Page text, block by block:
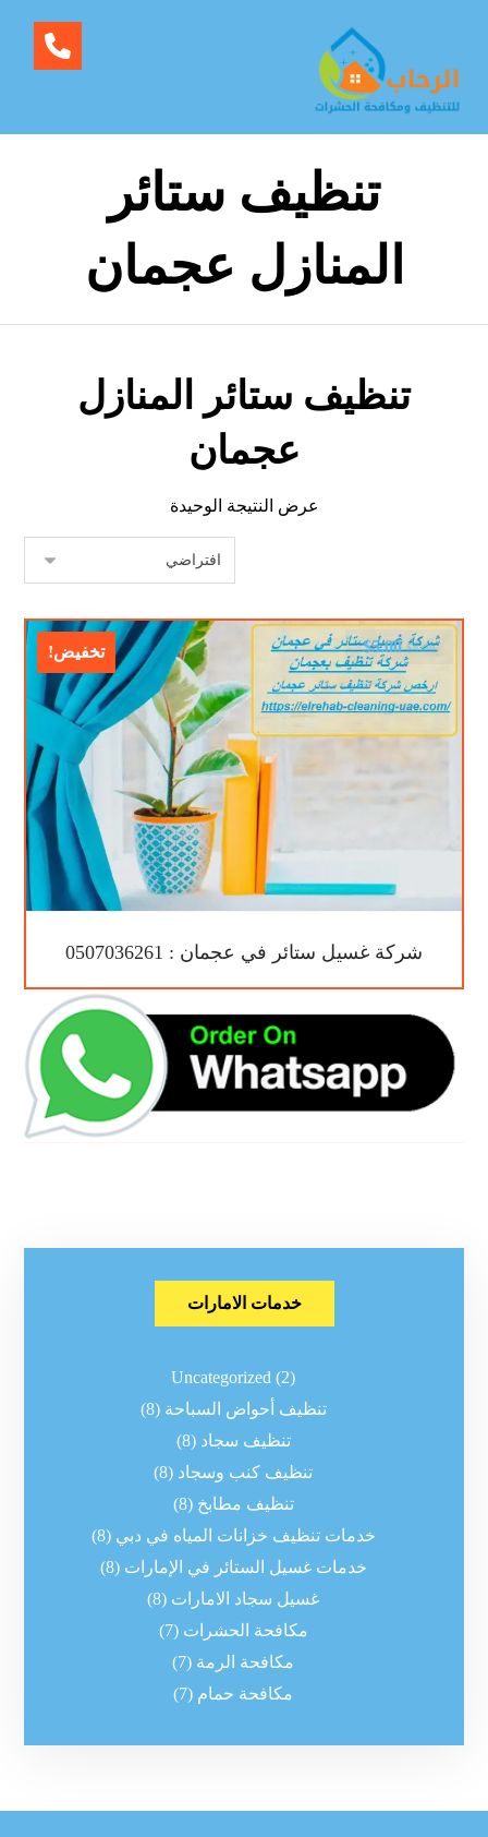
تنظيف ستائر
المنازل عجمان
تنظيف ستائر المنازل
عجمان
عرض النتيجة الوحيدة
تخفيض!
شركة غسيل ستائر في عجمان : 0507036261
$8.00
$5.00
خدمات الامارات
Uncategorized (2)
تنظيف أحواض السباحة (8)
تنظيف سجاد (8)
تنظيف كنب وسجاد (8)
تنظيف مطابخ (8)
خدمات تنظيف خزانات المياه في دبي (8)
خدمات غسيل الستائر في الإمارات (8)
غسيل سجاد الامارات (8)
مكافحة الحشرات (7)
مكافحة الرمة (7)
مكافحة حمام (7)